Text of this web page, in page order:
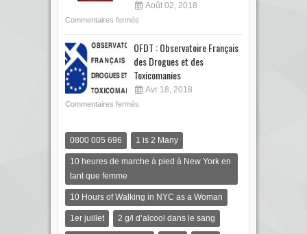
Août 02, 2018
Commentaires fermés
OFDT : Observatoire Français
des Drogues et des
Toxicomanies
Avr 18, 2018
Commentaires fermés
0800 005 696 1 is 2 Many
10 heures de marche à pied à New York en
tant que femme
10 Hours of Walking in NYC as a Woman
1er juillet 2 g/l d’alcool dans le sang